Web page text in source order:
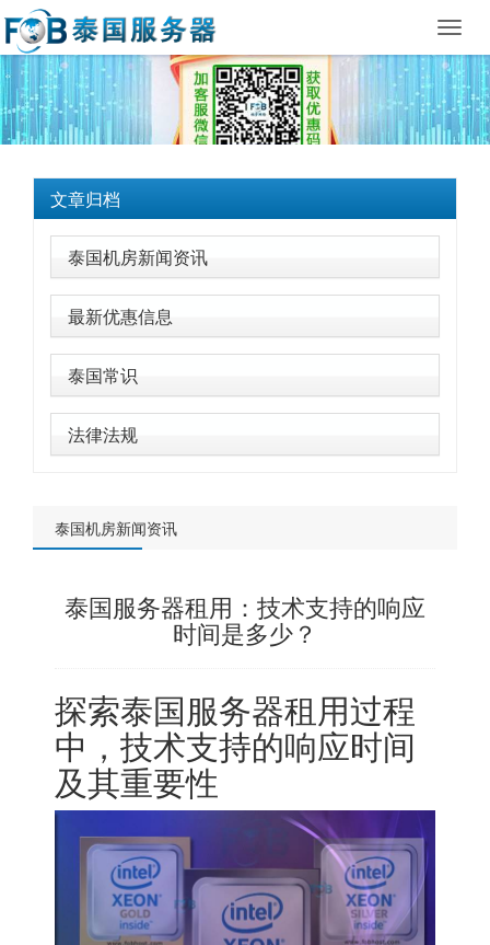
文章归档
泰国机房新闻资讯
最新优惠信息
泰国常识
法律法规
泰国机房新闻资讯
泰国服务器租用：技术支持的响应
时间是多少？
探索泰国服务器租用过程
中，技术支持的响应时间
及其重要性